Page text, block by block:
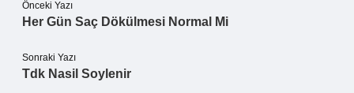
Önceki Yazı
Her Gün Saç Dökülmesi Normal Mi
Sonraki Yazı
Tdk Nasil Soylenir